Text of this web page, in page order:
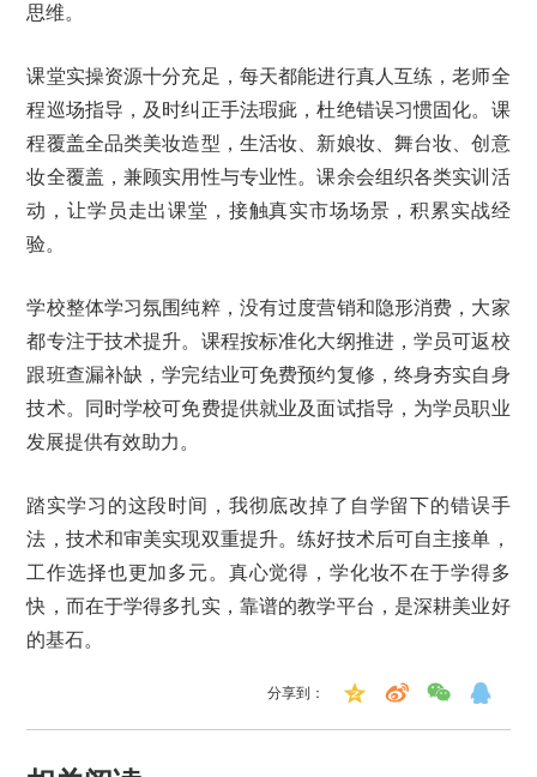
思维。
课堂实操资源十分充足，每天都能进行真人互练，老师全
程巡场指导，及时纠正手法瑕疵，杜绝错误习惯固化。课
程覆盖全品类美妆造型，生活妆、新娘妆、舞台妆、创意
妆全覆盖，兼顾实用性与专业性。课余会组织各类实训活
动，让学员走出课堂，接触真实市场场景，积累实战经
验。
学校整体学习氛围纯粹，没有过度营销和隐形消费，大家
都专注于技术提升。课程按标准化大纲推进，学员可返校
跟班查漏补缺，学完结业可免费预约复修，终身夯实自身
技术。同时学校可免费提供就业及面试指导，为学员职业
发展提供有效助力。
踏实学习的这段时间，我彻底改掉了自学留下的错误手
法，技术和审美实现双重提升。练好技术后可自主接单，
工作选择也更加多元。真心觉得，学化妆不在于学得多
快，而在于学得多扎实，靠谱的教学平台，是深耕美业好
的基石。
分享到：